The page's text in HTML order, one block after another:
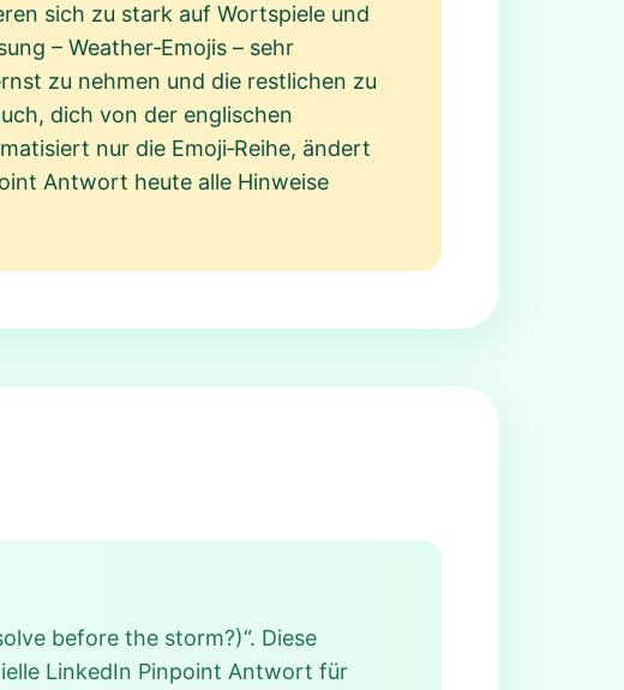
sich zu stark auf Wortspiele und
– Weather‑Emojis – sehr
zu nehmen und die restlichen zu
dich von der englischen
nur die Emoji‑Reihe, ändert
Antwort heute alle Hinweise
before the storm?)“. Diese
LinkedIn Pinpoint Antwort für